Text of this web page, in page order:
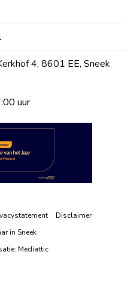
4, 8601 EE, Sneek
uur
Disclaimer
in Sneek
Mediattic